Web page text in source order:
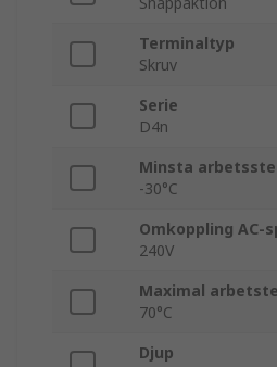
Terminaltyp
Skruv
Serie
D4n
Minsta
-30°C
Omkoppling AC-
240V
Maximal
70°C
Djup